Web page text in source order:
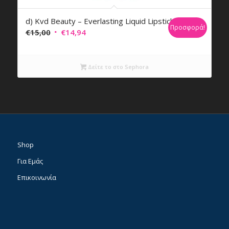
d) Kvd Beauty – Everlasting Liquid Lipstick
€15,00 Original
€14,94Η
είναι:
€14,94.
Προσφορά!
Δείτε το στο Sephora
Shop
Για Εμάς
Επικοινωνία